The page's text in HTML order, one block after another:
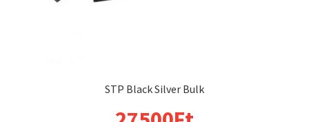
STP Black Silver Bulk